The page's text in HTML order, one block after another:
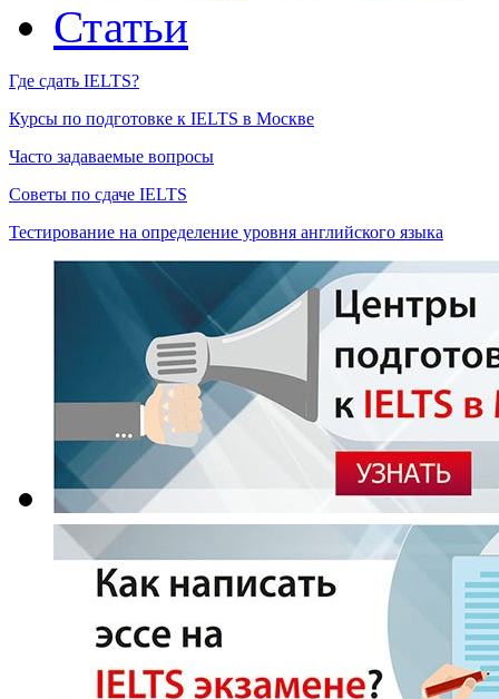
Статьи
Где сдать IELTS?
Курсы по подготовке к IELTS в Москве
Часто задаваемые вопросы
Советы по сдаче IELTS
Тестирование на определение уровня английского языка